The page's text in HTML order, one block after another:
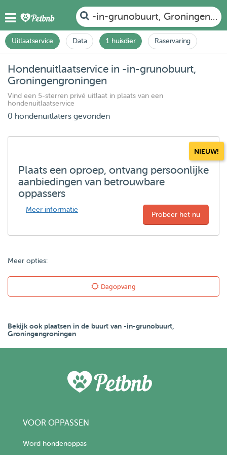
-in-grunobuurt,
Uitlaatservice Data 1 huisdier Raservaring
Hondenuitlaatservice in -in-grunobuurt,
Groningengroningen
Vind een 5-sterren privé uitlaat in plaats van een
hondenuitlaatservice
0 hondenuitlaters gevonden
NIEUW!
Plaats een oproep, ontvang persoonlijke
aanbiedingen van betrouwbare
oppassers
Meer informatie
Probeer het nu
Meer opties:
Dagopvang
Bekijk ook plaatsen in de buurt van -in-grunobuurt,
Groningengroningen
VOOR OPPASSEN
Word hondenoppas